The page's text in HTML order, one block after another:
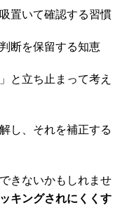
置いて確認する習慣
断を保留する知恵
と立ち止まって考え
し、それを補正する
きないかもしれませ
キングされにくくす